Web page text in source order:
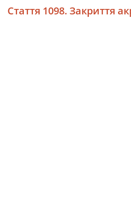
Стаття 1098. Закриття